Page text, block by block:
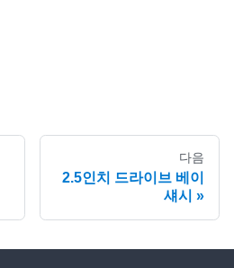
다음
2.5인치 드라이브 베이
섀시